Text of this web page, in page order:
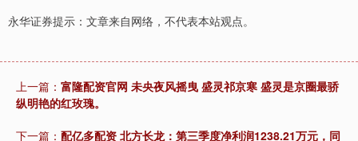
永华证券提示：文章来自网络，不代表本站观点。
上一篇： 富隆配资官网 未央夜风摇曳 盛灵祁京寒 盛灵是京圈最骄
纵明艳的红玫瑰。
下一篇： 配亿多配资 北方长龙：第三季度净利润1238.21万元，同